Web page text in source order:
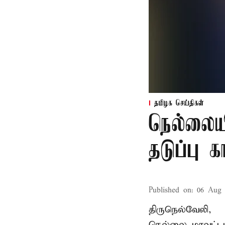
தமிழக செய்திகள்
தடுப்பு
Published on: 06 Aug
திருநெல்வேலி,